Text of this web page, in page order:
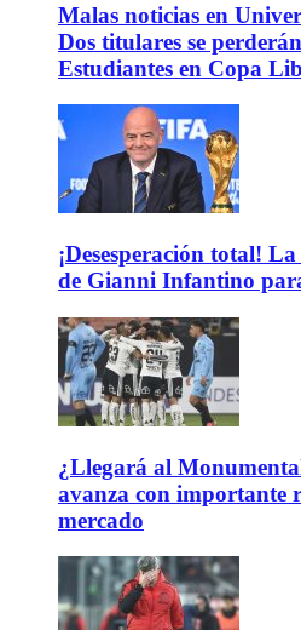
Malas noticias en
Dos titulares se
Estudiantes en Copa
¡Desesperación total!
de Gianni Infantino
¿Llegará al
avanza con importante
mercado